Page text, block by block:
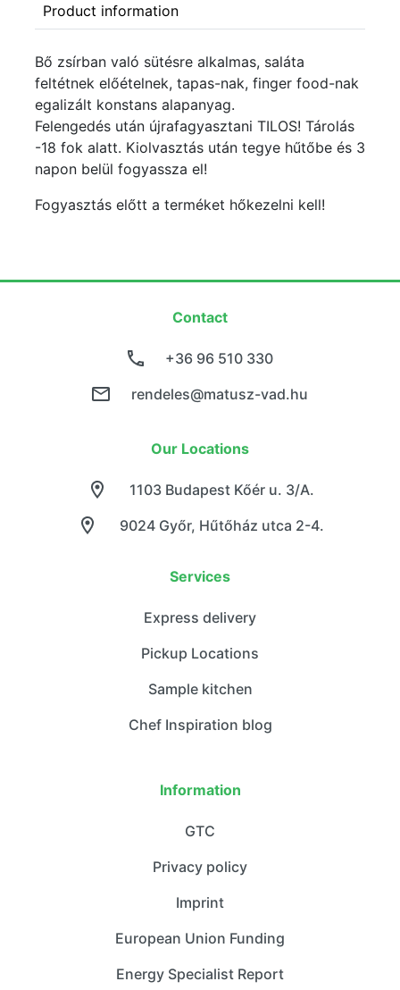
Product information
Bő zsírban való sütésre alkalmas, saláta
feltétnek előételnek, tapas-nak, finger food-nak
egalizált konstans alapanyag.
Felengedés után újrafagyasztani TILOS! Tárolás
-18 fok alatt. Kiolvasztás után tegye hűtőbe és 3
napon belül fogyassza el!
Fogyasztás előtt a terméket hőkezelni kell!
Contact
+36 96 510 330
rendeles@matusz-vad.hu
Our Locations
9024 Győr, Hűtőház utca 2-4.
1103 Budapest Kőér u. 3/A.
Services
Express delivery
Pickup Locations
Sample kitchen
Chef Inspiration blog
Information
GTC
Privacy policy
Imprint
European Union Funding
Energy Specialist Report